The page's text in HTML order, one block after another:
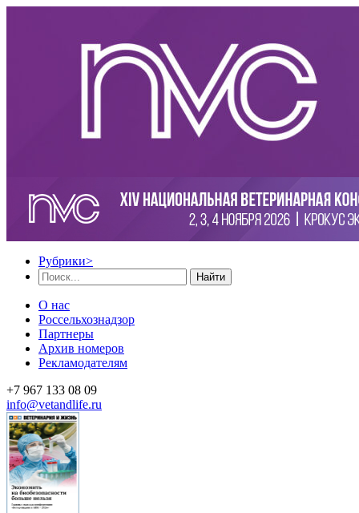
Рубрики>
Найти
О нас
Россельхознадзор
Партнеры
Архив номеров
Рекламодателям
+7 967 133 08 09
info@vetandlife.ru